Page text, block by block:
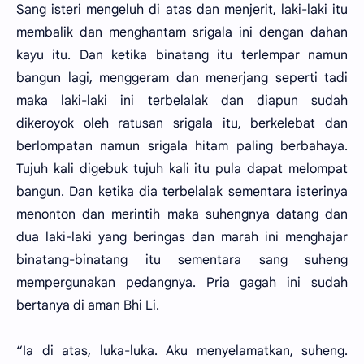
Sang isteri mengeluh di atas dan menjerit, laki-laki itu
membalik dan menghantam srigala ini dengan dahan
kayu itu. Dan ketika binatang itu terlempar namun
bangun lagi, menggeram dan menerjang seperti tadi
maka laki-laki ini terbelalak dan diapun sudah
dikeroyok oleh ratusan srigala itu, berkelebat dan
berlompatan namun srigala hitam paling berbahaya.
Tujuh kali digebuk tujuh kali itu pula dapat melompat
bangun. Dan ketika dia terbelalak sementara isterinya
menonton dan merintih maka suhengnya datang dan
dua laki-laki yang beringas dan marah ini menghajar
binatang-binatang itu sementara sang suheng
mempergunakan pedangnya. Pria gagah ini sudah
bertanya di aman Bhi Li.
“Ia di atas, luka-luka. Aku menyelamatkan, suheng.